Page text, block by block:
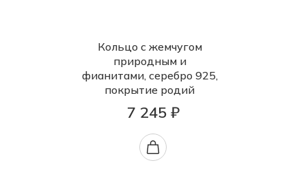
Кольцо с жемчугом
природным и
фианитами, серебро 925,
покрытие родий
7 245 ₽